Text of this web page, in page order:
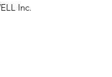
Inc.